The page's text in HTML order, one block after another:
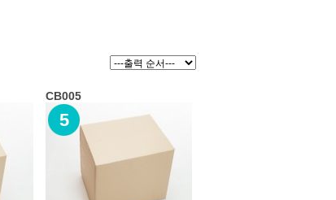
장바구니
CB005
5